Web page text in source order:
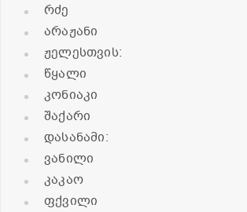
რძე
არაჟანი
ჟელესთვის:
წყალი
კონიაკი
შაქარი
დასანამი:
ვანილი
კაკაო
ფქვილი